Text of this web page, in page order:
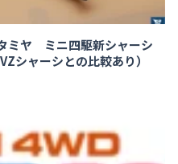
ミヤ ミニ四駆新シャーシ
シャーシとの比較あり）